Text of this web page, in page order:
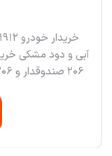
آبی و دود مشکی
۲۰۶ صندوقدار و ۲۰۶ تیپ۲ و ۲۰۶ تیپ ۵ و پژو ۲۰۷ و ساینا...